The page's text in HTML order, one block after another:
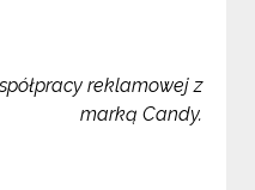
reklamowej z
marką Candy.